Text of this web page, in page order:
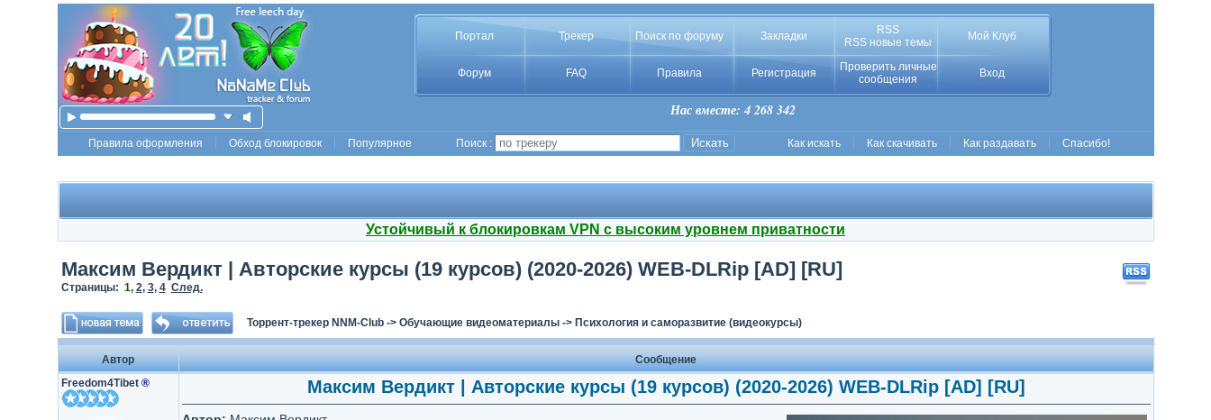
Портал Трекер Поиск по форуму Закладки
RSS
RSS новые темы
Мой Клуб
Форум FAQ Правила Регистрация
Проверить личные
сообщения
Вход
Нас вместе: 4 268 342
Правила оформления Обход блокировок Популярное Поиск : Как искать Как скачивать Как раздавать Спасибо!
Устойчивый к блокировкам VPN с высоким уровнем приватности
Максим Вердикт | Авторские курсы (19 курсов) (2020-2026) WEB-DLRip [AD] [RU]
Страницы: 1, 2, 3, 4 След.
Торрент-трекер NNM-Club-> Обучающие видеоматериалы-> Психология и саморазвитие (видеокурсы)
Автор
Сообщение
Freedom4Tibet ® Максим Вердикт | Авторские курсы (19 курсов) (2020-2026) WEB-DLRip [AD] [RU]